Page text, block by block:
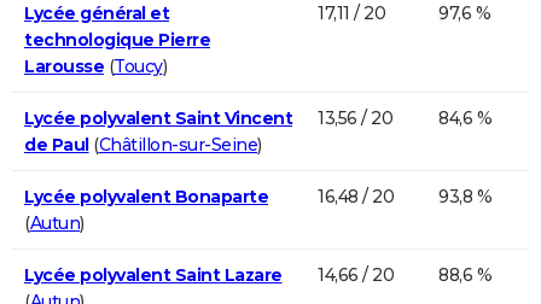
Lycée général et
technologique Pierre
Larousse (Toucy)
17,11 / 20 97,6 %
Lycée polyvalent Saint Vincent
de Paul(Châtillon-sur-Seine)
13,56 / 20 84,6 %
Lycée polyvalent Bonaparte
(Autun)
16,48 / 20 93,8 %
Lycée polyvalent Saint Lazare
14,66 / 20 88,6 %